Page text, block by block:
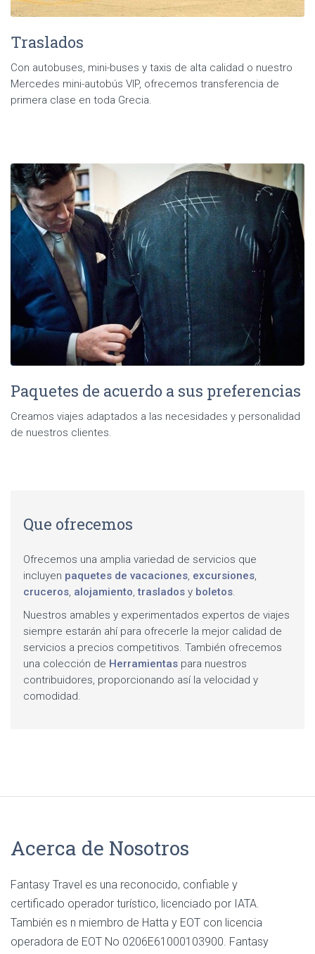
Traslados
Con autobuses, mini-buses y taxis de alta calidad o nuestro
Mercedes mini-autobús VIP, ofrecemos transferencia de
primera clase en toda Grecia.
Paquetes de acuerdo a sus preferencias
Creamos viajes adaptados a las necesidades y personalidad
de nuestros clientes.
Que ofrecemos
Ofrecemos una amplia variedad de servicios que
incluyen paquetes de vacaciones, excursiones,
cruceros, alojamiento,traslados y boletos.
Nuestros amables y experimentados expertos de viajes
siempre estarán ahí para ofrecerle la mejor calidad de
servicios a precios competitivos. También ofrecemos
una colección de Herramientas para nuestros
contribuidores, proporcionando así la velocidad y
comodidad.
Acerca de Nosotros
Fantasy Travel es una reconocido, confiable y
certificado operador turístico, licenciado por IATA.
También es n miembro de Hatta y EOT con licencia
operadora de EOT No 0206E61000103900. Fantasy